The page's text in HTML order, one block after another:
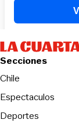
Secciones
Chile
Espectaculos
Deportes